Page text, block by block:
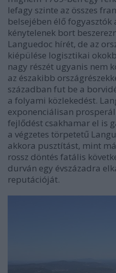
lefagy szinte az összes
belsejében élő
kénytelenek bort
Languedoc hírét, de az
kiépülése logisztikai
nagy részét ugyanis nem
az északibb
században fut be a
a folyami közlekedést.
exponenciálisan
fejlődést csakhamar el is
a végzetes törpetetű
akkora pusztítást, mint
rossz döntés fatális
durván egy évszázadra
reputációját.